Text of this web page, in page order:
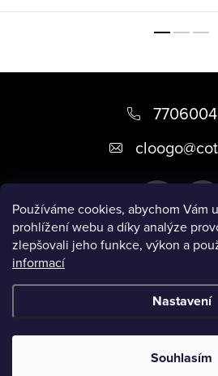
Používáme cookies, abychom Vám
prohlížení webu a díky analýze
zlepšovali jeho funkce, výkon a
informací
Nastavení
Souhlasím
t
cloogo@
Informace pro vás
nastavení